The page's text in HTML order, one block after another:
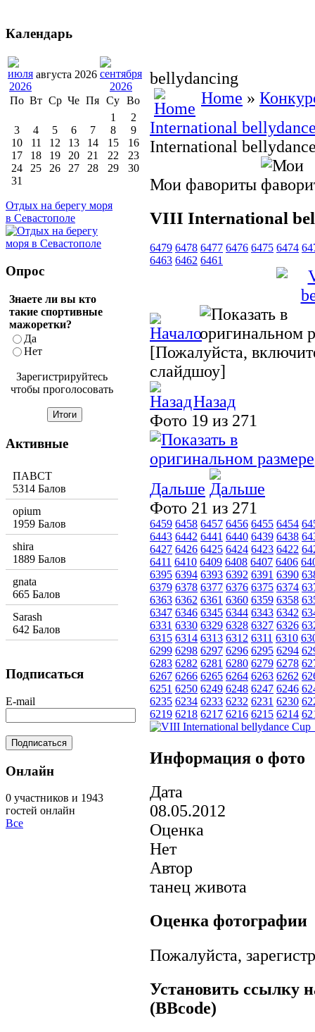
bellydancing
Home »
International
International
Мои фавориты
VIII International
6479 6478 6477 6476 6475 6474
6463 6462 6461
[Пожалуйста,
слайдшоу]
Назад
Фото 19 из 271
Дальше
Фото 21 из 271
6459 6458 6457 6456 6455 6454
6443 6442 6441 6440 6439 6438
6427 6426 6425 6424 6423 6422
6411 6410 6409 6408 6407 6406
6395 6394 6393 6392 6391 6390
6379 6378 6377 6376 6375 6374
6363 6362 6361 6360 6359 6358
6347 6346 6345 6344 6343 6342
6331 6330 6329 6328 6327 6326
6315 6314 6313 6312 6311 6310
6299 6298 6297 6296 6295 6294
6283 6282 6281 6280 6279 6278
6267 6266 6265 6264 6263 6262
6251 6250 6249 6248 6247 6246
6235 6234 6233 6232 6231 6230
6219 6218 6217 6216 6215 6214
Информация о фото
Дата
08.05.2012
Оценка
Нет
Автор
танец живота
Оценка фотографии
Пожалуйста,
Установить ссылку
(BBcode)
Календарь
августа 2026
По Вт Ср Че Пя Су Во
1
2
3
4 5 6 7 8
9
10
11 12 13 14 15
16
17
18 19 20 21 22
23
24
25 26 27 28 29
30
31
Отдых на берегу моря
в Севастополе
Опрос
Знаете ли вы кто
такие спортивные
мажоретки?
Да
Нет
Зарегистрируйтесь
чтобы проголосовать
Активные
ПАВСТ
5314 Балов
opium
1959 Балов
shira
1889 Балов
gnata
665 Балов
Sarash
642 Балов
Подписаться
E-mail
Онлайн
0 участников и 1943
гостей онлайн
Все